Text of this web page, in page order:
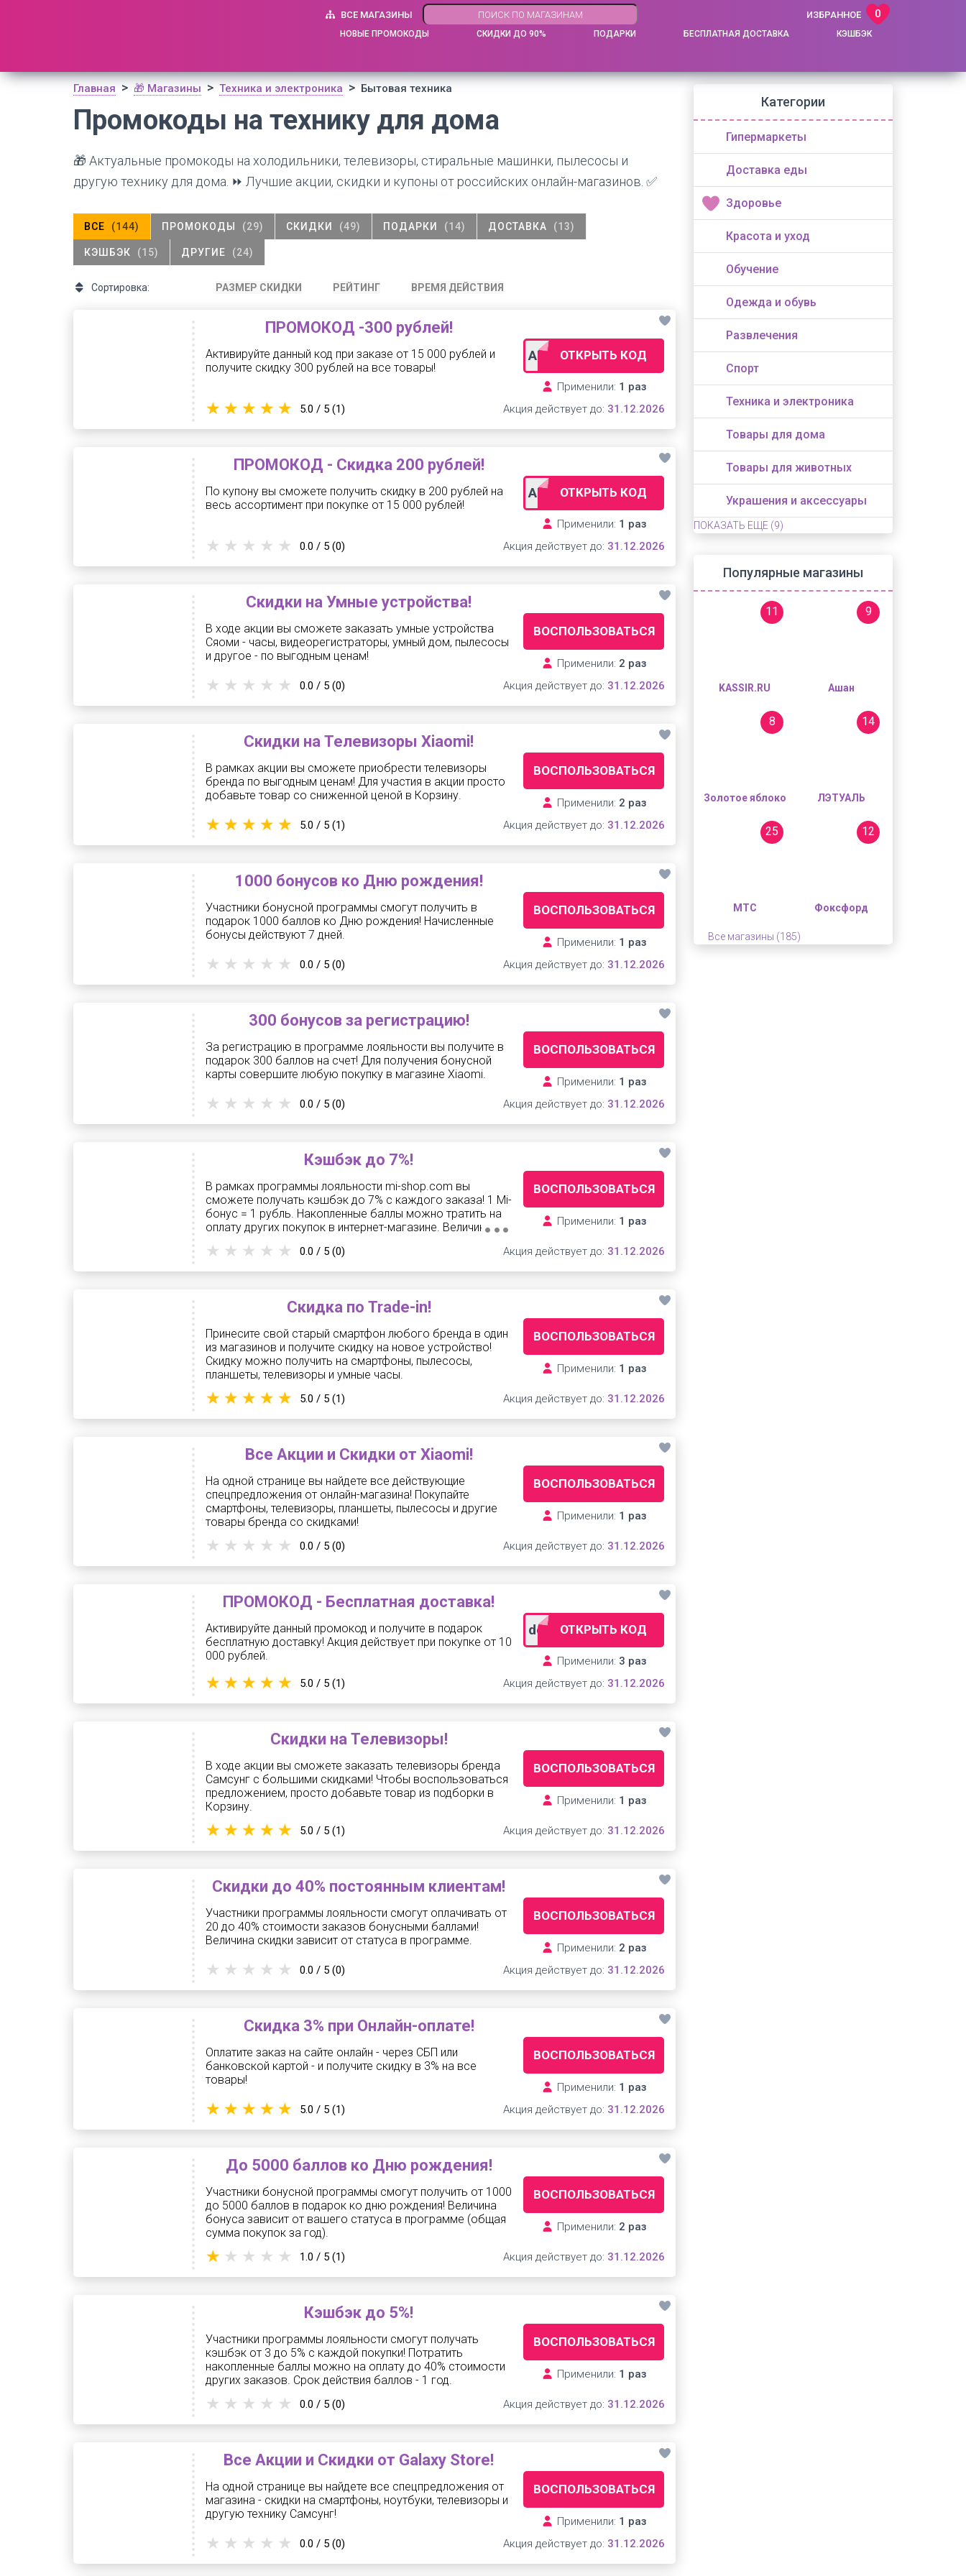
ВСЕ МАГАЗИНЫ ИЗБРАННОЕ 0
НОВЫЕ ПРОМОКОДЫ СКИДКИ ДО 90% ПОДАРКИ БЕСПЛАТНАЯ ДОСТАВКА КЭШБЭК
Главная > 🎁 Магазины > Техника и электроника > Бытовая техника
Промокоды на технику для дома
🎁 Актуальные промокоды на холодильники, телевизоры, стиральные машинки, пылесосы и
другую технику для дома. ⏩ Лучшие акции, скидки и купоны от российских онлайн-магазинов. ✅
ВСЕ (144) ПРОМОКОДЫ (29) СКИДКИ (49) ПОДАРКИ (14) ДОСТАВКА (13)
КЭШБЭК (15) ДРУГИЕ (24)
Сортировка: РАЗМЕР СКИДКИ РЕЙТИНГ ВРЕМЯ ДЕЙСТВИЯ
ПРОМОКОД -300 рублей!
Активируйте данный код при заказе от 15 000 рублей и
получите скидку 300 рублей на все товары!
ADMTD301
ОТКРЫТЬ КОД
Применили: 1 раз
5.0 / 5 (1) Акция действует до: 31.12.2026
ПРОМОКОД - Скидка 200 рублей!
По купону вы сможете получить скидку в 200 рублей на
весь ассортимент при покупке от 15 000 рублей!
ADMTD201
ОТКРЫТЬ КОД
Применили: 1 раз
0.0 / 5 (0) Акция действует до: 31.12.2026
Скидки на Умные устройства!
В ходе акции вы сможете заказать умные устройства
Сяоми - часы, видеорегистраторы, умный дом, пылесосы
и другое - по выгодным ценам!
ВОСПОЛЬЗОВАТЬСЯ
Применили: 2 раз
0.0 / 5 (0) Акция действует до: 31.12.2026
Скидки на Телевизоры Xiaomi!
В рамках акции вы сможете приобрести телевизоры
бренда по выгодным ценам! Для участия в акции просто
добавьте товар со сниженной ценой в Корзину.
ВОСПОЛЬЗОВАТЬСЯ
Применили: 2 раз
5.0 / 5 (1) Акция действует до: 31.12.2026
1000 бонусов ко Дню рождения!
Участники бонусной программы смогут получить в
подарок 1000 баллов ко Дню рождения! Начисленные
бонусы действуют 7 дней.
ВОСПОЛЬЗОВАТЬСЯ
Применили: 1 раз
0.0 / 5 (0) Акция действует до: 31.12.2026
300 бонусов за регистрацию!
За регистрацию в программе лояльности вы получите в
подарок 300 баллов на счет! Для получения бонусной
карты совершите любую покупку в магазине Xiaomi.
ВОСПОЛЬЗОВАТЬСЯ
Применили: 1 раз
0.0 / 5 (0) Акция действует до: 31.12.2026
Кэшбэк до 7%!
В рамках программы лояльности mi-shop.com вы
сможете получать кэшбэк до 7% с каждого заказа! 1 Mi-
бонус = 1 рубль. Накопленные баллы можно тратить на
оплату других покупок в интернет-магазине. Величин...
ВОСПОЛЬЗОВАТЬСЯ
Применили: 1 раз
0.0 / 5 (0) Акция действует до: 31.12.2026
Скидка по Trade-in!
Принесите свой старый смартфон любого бренда в один
из магазинов и получите скидку на новое устройство!
Скидку можно получить на смартфоны, пылесосы,
планшеты, телевизоры и умные часы.
ВОСПОЛЬЗОВАТЬСЯ
Применили: 1 раз
5.0 / 5 (1) Акция действует до: 31.12.2026
Все Акции и Скидки от Xiaomi!
На одной странице вы найдете все действующие
спецпредложения от онлайн-магазина! Покупайте
смартфоны, телевизоры, планшеты, пылесосы и другие
товары бренда со скидками!
ВОСПОЛЬЗОВАТЬСЯ
Применили: 1 раз
0.0 / 5 (0) Акция действует до: 31.12.2026
ПРОМОКОД - Бесплатная доставка!
Активируйте данный промокод и получите в подарок
бесплатную доставку! Акция действует при покупке от 10
000 рублей.
dostavkafree
ОТКРЫТЬ КОД
Применили: 3 раз
5.0 / 5 (1) Акция действует до: 31.12.2026
Скидки на Телевизоры!
В ходе акции вы сможете заказать телевизоры бренда
Самсунг с большими скидками! Чтобы воспользоваться
предложением, просто добавьте товар из подборки в
Корзину.
ВОСПОЛЬЗОВАТЬСЯ
Применили: 1 раз
5.0 / 5 (1) Акция действует до: 31.12.2026
Скидки до 40% постоянным клиентам!
Участники программы лояльности смогут оплачивать от
20 до 40% стоимости заказов бонусными баллами!
Величина скидки зависит от статуса в программе.
ВОСПОЛЬЗОВАТЬСЯ
Применили: 2 раз
0.0 / 5 (0) Акция действует до: 31.12.2026
Скидка 3% при Онлайн-оплате!
Оплатите заказ на сайте онлайн - через СБП или
банковской картой - и получите скидку в 3% на все
товары!
ВОСПОЛЬЗОВАТЬСЯ
Применили: 1 раз
5.0 / 5 (1) Акция действует до: 31.12.2026
До 5000 баллов ко Дню рождения!
Участники бонусной программы смогут получить от 1000
до 5000 баллов в подарок ко дню рождения! Величина
бонуса зависит от вашего статуса в программе (общая
сумма покупок за год).
ВОСПОЛЬЗОВАТЬСЯ
Применили: 2 раз
1.0 / 5 (1) Акция действует до: 31.12.2026
Кэшбэк до 5%!
Участники программы лояльности смогут получать
кэшбэк от 3 до 5% с каждой покупки! Потратить
накопленные баллы можно на оплату до 40% стоимости
других заказов. Срок действия баллов - 1 год.
ВОСПОЛЬЗОВАТЬСЯ
Применили: 1 раз
0.0 / 5 (0) Акция действует до: 31.12.2026
Все Акции и Скидки от Galaxy Store!
На одной странице вы найдете все спецпредложения от
магазина - скидки на смартфоны, ноутбуки, телевизоры и
другую технику Самсунг!
ВОСПОЛЬЗОВАТЬСЯ
Применили: 1 раз
0.0 / 5 (0) Акция действует до: 31.12.2026
Категории
Гипермаркеты
Доставка еды
Здоровье
Красота и уход
Обучение
Одежда и обувь
Развлечения
Спорт
Техника и электроника
Товары для дома
Товары для животных
Украшения и аксессуары
ПОКАЗАТЬ ЕЩЕ (9)
Популярные магазины
KASSIR.RU
11
Ашан
9
Золотое яблоко
8
ЛЭТУАЛЬ
14
МТС
25
Фоксфорд
12
Все магазины (185)